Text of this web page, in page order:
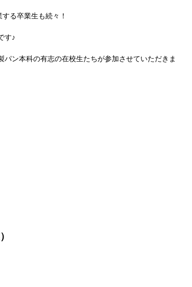
る卒業生も続々！
す♪
パン本科の有志の在校生たちが参加させていただきま